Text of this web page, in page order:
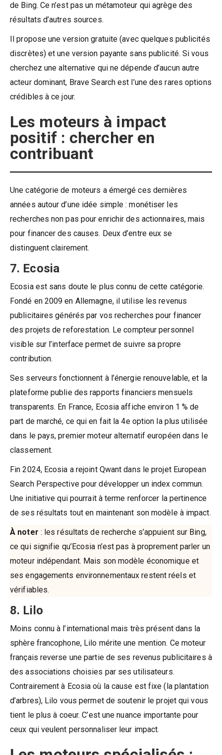
de Bing. Ce n’est pas un métamoteur qui agrège des
résultats d’autres sources.
Il propose une version gratuite (avec quelques publicités
discrètes) et une version payante sans publicité. Si vous
cherchez une alternative qui ne dépende d’aucun autre
acteur dominant, Brave Search est l’une des rares options
crédibles à ce jour.
Les moteurs à impact
positif : chercher en
contribuant
Une catégorie de moteurs a émergé ces dernières
années autour d’une idée simple : monétiser les
recherches non pas pour enrichir des actionnaires, mais
pour financer des causes. Deux d’entre eux se
distinguent clairement.
7. Ecosia
Ecosia est sans doute le plus connu de cette catégorie.
Fondé en 2009 en Allemagne, il utilise les revenus
publicitaires générés par vos recherches pour financer
des projets de reforestation. Le compteur personnel
visible sur l’interface permet de suivre sa propre
contribution.
Ses serveurs fonctionnent à l’énergie renouvelable, et la
plateforme publie des rapports financiers mensuels
transparents. En France, Ecosia affiche environ 1 % de
part de marché, ce qui en fait la 4e option la plus utilisée
dans le pays, premier moteur alternatif européen dans le
classement.
Fin 2024, Ecosia a rejoint Qwant dans le projet European
Search Perspective pour développer un index commun.
Une initiative qui pourrait à terme renforcer la pertinence
de ses résultats tout en maintenant son modèle à impact.
À noter : les résultats de recherche s’appuient sur Bing,
ce qui signifie qu’Ecosia n’est pas à proprement parler un
moteur indépendant. Mais son modèle économique et
ses engagements environnementaux restent réels et
vérifiables.
8. Lilo
Moins connu à l’international mais très présent dans la
sphère francophone, Lilo mérite une mention. Ce moteur
français reverse une partie de ses revenus publicitaires à
des associations choisies par ses utilisateurs.
Contrairement à Ecosia où la cause est fixe (la plantation
d’arbres), Lilo vous permet de soutenir le projet qui vous
tient le plus à coeur. C’est une nuance importante pour
ceux qui veulent personnaliser leur impact.